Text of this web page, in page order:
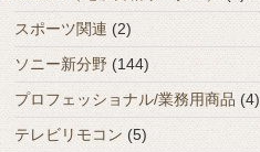
スポーツ関連 (2)
ソニー新分野 (144)
プロフェッショナル/業務用商品 (4)
テレビリモコン (5)